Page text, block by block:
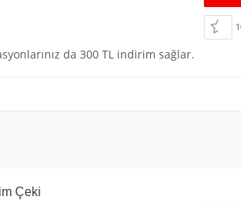
da 300 TL indirim sağlar.
Çeki